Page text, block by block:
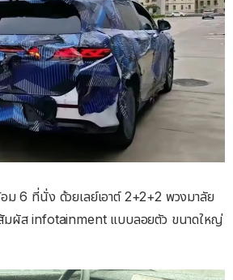
ม 6 ที่นั่ง ด้วยเลย์เอาต์ 2+2+2 พวงมาลัย
มผัส infotainment แบบลอยตัว ขนาดใหญ่